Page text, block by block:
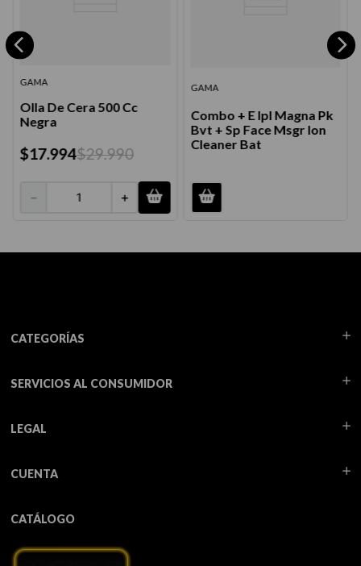
GAMA
Olla De Cera 500 Cc
Negra
$17.994$29.990
＋
－
GAMA
Combo + E Ipl Magna Pk
Bvt + Sp Face Msgr Ion
Cleaner Bat
CATEGORÍAS
SERVICIOS AL CONSUMIDOR
LEGAL
CUENTA
CATÁLOGO